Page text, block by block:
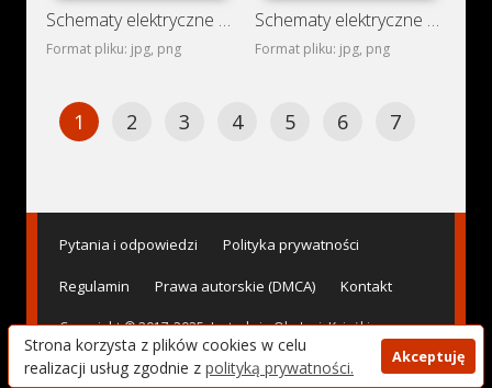
Strona korzysta z plików cookies w celu
realizacji usług zgodnie z polityką prywatności.
Akceptuję
Schematy elektryczne Renault Thalia
Format pliku: jpg, png
Schematy elektryczne Renault Citius
Format pliku: jpg, png
1 2 3 4 5 6 7
Pytania i odpowiedzi Polityka prywatności
Regulamin Prawa autorskie (DMCA) Kontakt
Copyright © 2017-2025. Instrukcje Obsługi, Książki
Serwisowe, Naprawy i Schematy Elektryczne Maszyn -
AvtoBase.Com